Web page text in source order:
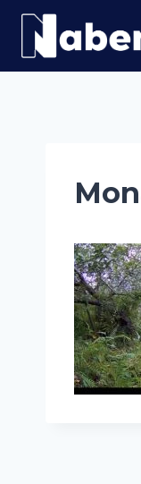
Aller
contenu